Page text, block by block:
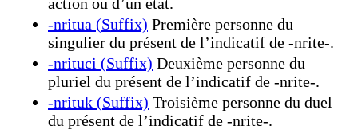
-nritua (Suffix) Première personne du
singulier du présent de l’indicatif de -nrite-.
-nrituci (Suffix) Deuxième personne du
pluriel du présent de l’indicatif de -nrite-.
-nrituk (Suffix) Troisième personne du duel
du présent de l’indicatif de -nrite-.